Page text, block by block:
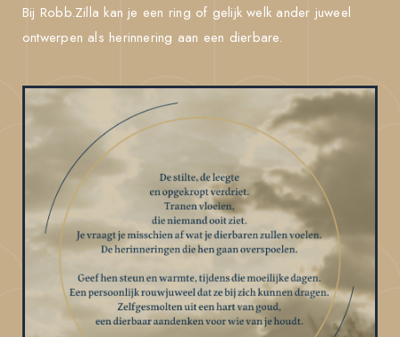
Bij Robb.Zilla kan je een ring of gelijk welk ander juweel
ontwerpen als herinnering aan een dierbare.